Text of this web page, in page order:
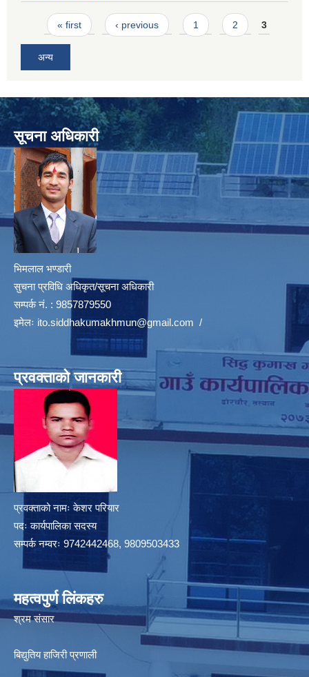
Pages
« first ‹ previous 1 2 3
अन्य
सूचना अधिकारी
भिमलाल भण्डारी
सुचना प्रविधि अधिकृत/सूचना अधिकारी
सम्पर्क नं. : 9857879550
इमेलः ito.siddhakumakhmun@gmail.com /
प्रवक्ताको जानकारी
प्रवक्ताको नामः केशर परियार
पदः कार्यपालिका सदस्य
सम्पर्क नम्वरः 9742442468, 9809503433
महत्वपुर्ण लिंकहरु
श्रम संसार
बिद्युतिय हाजिरी प्रणाली